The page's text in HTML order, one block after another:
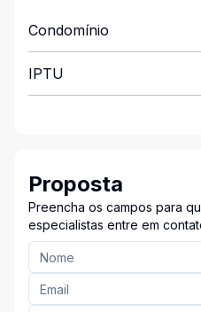
Condomínio
IPTU
Proposta
Preencha os campos para
especialistas entre em